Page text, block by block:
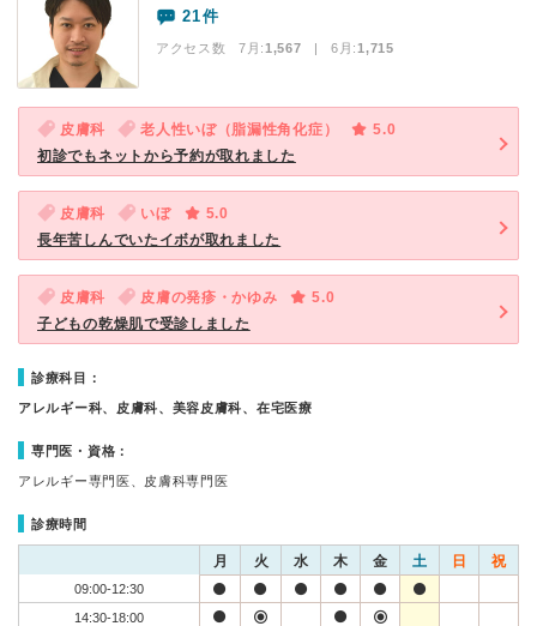
21件
アクセス数 7月:1,567 | 6月:1,715
皮膚科 老人性いぼ（脂漏性角化症）
5.0
初診でもネットから予約が取れました
皮膚科 いぼ
5.0
長年苦しんでいたイボが取れました
皮膚科 皮膚の発疹・かゆみ
5.0
子どもの乾燥肌で受診しました
診療科目：
アレルギー科、皮膚科、美容皮膚科、在宅医療
専門医・資格：
アレルギー専門医、皮膚科専門医
診療時間
月 火 水 木 金 土 日 祝
09:00-12:30
14:30-18:00